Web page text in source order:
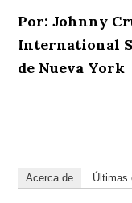
Por: Johnny
International
de Nueva York
Acerca de Últimas